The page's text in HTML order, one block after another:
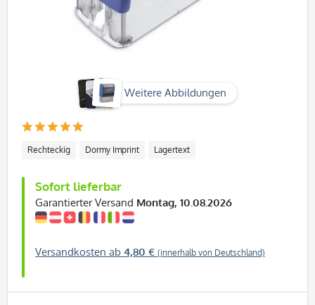
Weitere Abbildungen
Rechteckig Dormy Imprint Lagertext
Sofort lieferbar
Garantierter Versand Montag, 10.08.2026
Versandkosten ab 4,80 € (innerhalb von Deutschland)